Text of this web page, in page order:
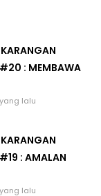
#20 : MEMBAWA
lalu
: AMALAN
lalu